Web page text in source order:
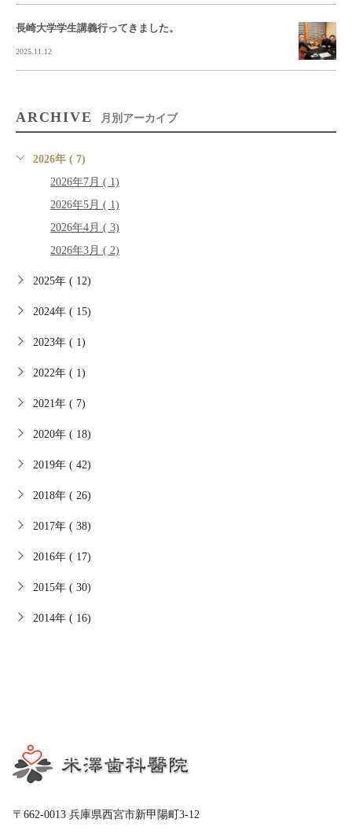
長崎大学学生講義行ってきました。
2025.11.12
ARCHIVE 月別アーカイブ
2026年 ( 7)
2026年7月 ( 1)
2026年5月 ( 1)
2026年4月 ( 3)
2026年3月 ( 2)
2025年 ( 12)
2024年 ( 15)
2023年 ( 1)
2022年 ( 1)
2021年 ( 7)
2020年 ( 18)
2019年 ( 42)
2018年 ( 26)
2017年 ( 38)
2016年 ( 17)
2015年 ( 30)
2014年 ( 16)
〒662-0013 兵庫県西宮市新甲陽町3-12